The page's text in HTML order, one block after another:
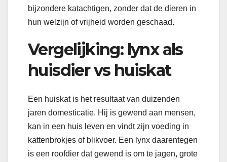
bijzondere katachtigen, zonder dat de dieren in
hun welzijn of vrijheid worden geschaad.
Vergelijking: lynx als
huisdier vs huiskat
Een huiskat is het resultaat van duizenden
jaren domesticatie. Hij is gewend aan mensen,
kan in een huis leven en vindt zijn voeding in
kattenbrokjes of blikvoer. Een lynx daarentegen
is een roofdier dat gewend is om te jagen, grote